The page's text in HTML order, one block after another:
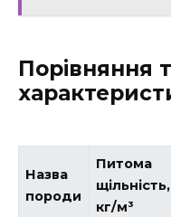
Порівняння
Назва
породи
Питома
щільність,
кг/м³